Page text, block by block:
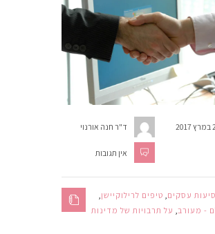
ד"ר חנה אורנוי
אין תגובות
עסקים טיפים לרילוקיישן
- מעורב על תרבויות של מדינות